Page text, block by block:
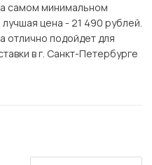
самом минимальном
цена - 21 490 рублей.
отлично подойдет для
в г. Санкт-Петербурге